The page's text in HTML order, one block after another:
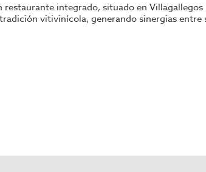
integrado, situado en
vitivinícola, generando sinergias entre